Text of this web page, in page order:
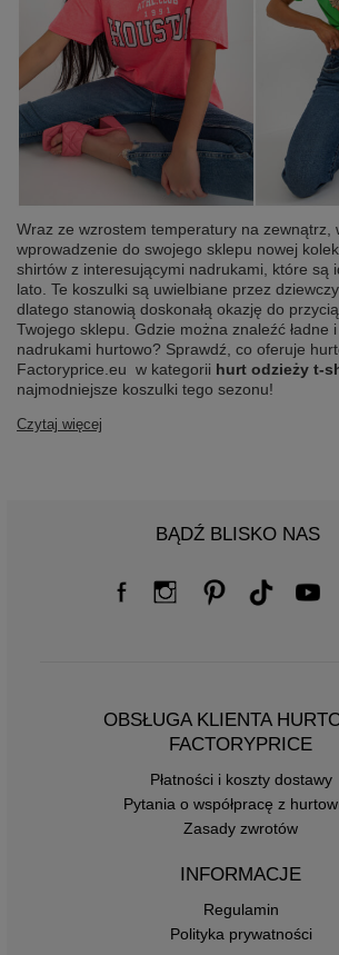
Wraz ze wzrostem temperatury na zewnątrz,
wprowadzenie do swojego sklepu nowej
shirtów z interesującymi nadrukami, które są
lato. Te koszulki są uwielbiane przez
dlatego stanowią doskonałą okazję do
Twojego sklepu. Gdzie można znaleźć ładne
nadrukami hurtowo? Sprawdź, co oferuje
Factoryprice.eu w kategorii hurt odzieży t-
najmodniejsze koszulki tego sezonu!
Czytaj więcej
BĄDŹ BLISKO NAS
OBSŁUGA KLIENTA
FACTORYPRICE
Płatności i koszty dostawy
Pytania o współpracę z
Zasady zwrotów
INFORMACJE
Regulamin
Polityka prywatności